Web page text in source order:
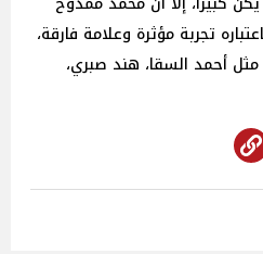
تجربة مؤثرة وعلامة فارقة،
أحمد السقا، هند صبري،